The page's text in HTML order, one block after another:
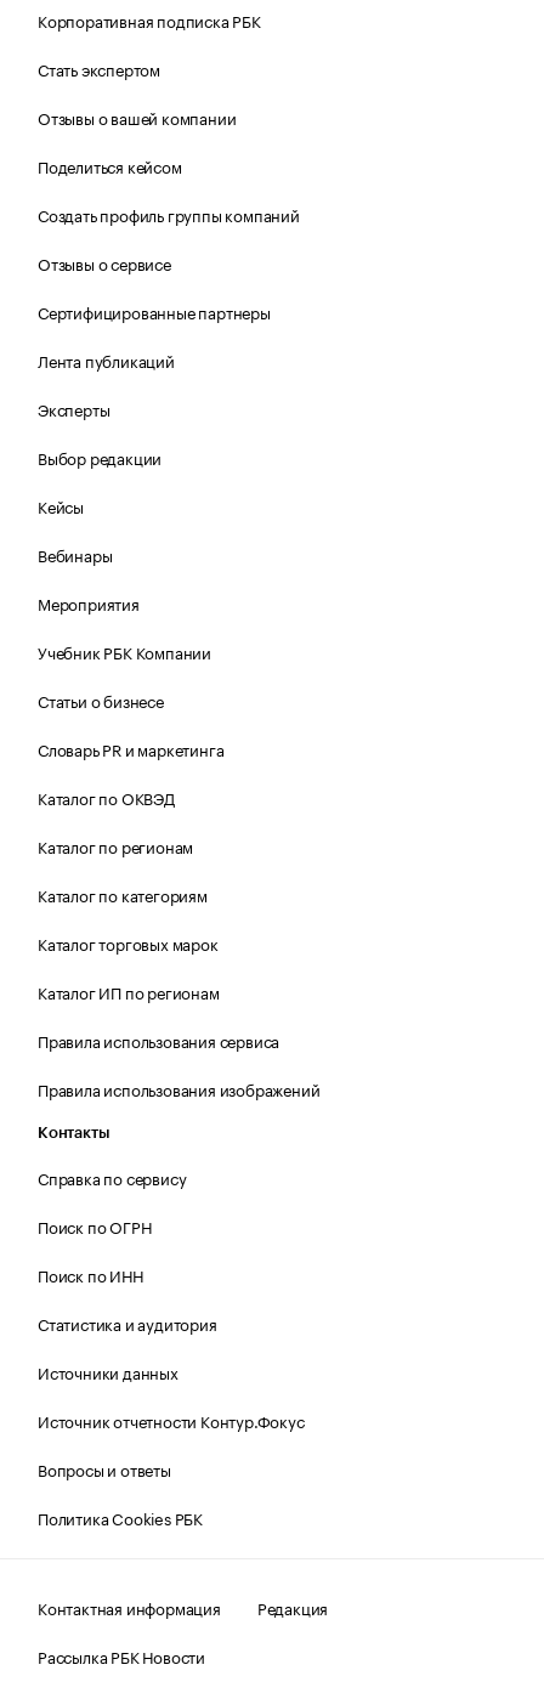
Корпоративная подписка РБК
Стать экспертом
Отзывы о вашей компании
Поделиться кейсом
Создать профиль группы компаний
Отзывы о сервисе
Сертифицированные партнеры
Лента публикаций
Эксперты
Выбор редакции
Кейсы
Вебинары
Мероприятия
Учебник РБК Компании
Статьи о бизнесе
Словарь PR и маркетинга
Каталог по ОКВЭД
Каталог по регионам
Каталог по категориям
Каталог торговых марок
Каталог ИП по регионам
Правила использования сервиса
Правила использования изображений
Контакты
Справка по сервису
Поиск по ОГРН
Поиск по ИНН
Статистика и аудитория
Источники данных
Источник отчетности Контур.Фокус
Вопросы и ответы
Политика Cookies РБК
Контактная информация
Редакция
Рассылка РБК Новости